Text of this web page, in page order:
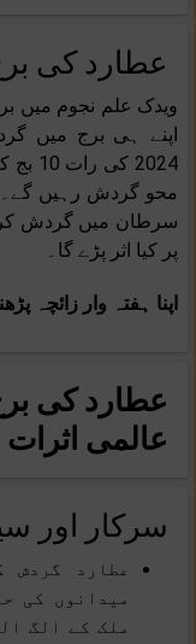
عطارد کی
ویدک علم نجوم میں
سرطان میں گردش
پر کیا اثر پڑے گا۔
اپنا ہفتہ وار زائچہ
عطارد کی
عالمی اثرات
سرکار اور
عطارد گردش
میدانوں کی
ملک کے الگ